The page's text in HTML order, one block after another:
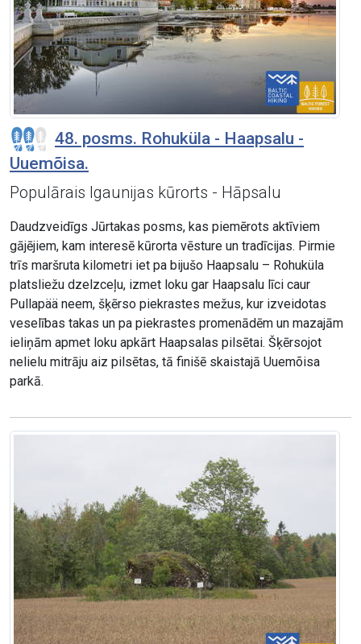
48. posms. Rohuküla - Haapsalu -
Uuemõisa.
Populārais Igaunijas kūrorts - Hāpsalu
Daudzveidīgs Jūrtakas posms, kas piemērots aktīviem
gājējiem, kam interesē kūrorta vēsture un tradīcijas. Pirmie
trīs maršruta kilometri iet pa bijušo Haapsalu – Rohuküla
platsliežu dzelzceļu, izmet loku gar Haapsalu līci caur
Pullapää neem, šķērso piekrastes mežus, kur izveidotas
veselības takas un pa piekrastes promenādēm un mazajām
ieliņām apmet loku apkārt Haapsalas pilsētai. Šķērsojot
nelielu mitrāju aiz pilsētas, tā finišē skaistajā Uuemõisa
parkā.